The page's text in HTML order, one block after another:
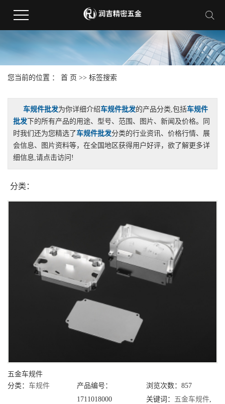
您当前的位置 ： 首 页 >> 标签搜索
车规件批发为你详细介绍车规件批发的产品分类,包括车规件
批发 下的所有产品的用途、型号、范围、图片、新闻及价格。同
时我们还为您精选了车规件批发分类的行业资讯、价格行情、展
会信息、图片资料等，在全国地区获得用户好评，欲了解更多详
细信息,请点击访问!
分类：
五金车规件
分类： 车规件
产品编号：
1711018000
浏览次数：857
关键词： 五金车规件,